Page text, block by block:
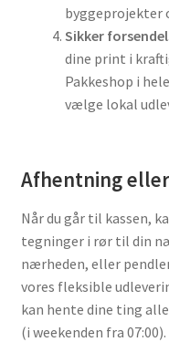
byggeprojekter
Sikker
dine print i
Pakkeshop i
vælge lokal
Afhentning
Når du går til kassen,
tegninger i rør til din
nærheden, eller
vores fleksible
kan hente dine ting
(i weekenden fra 07:00).